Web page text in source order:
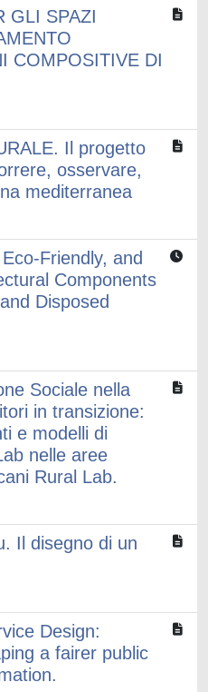
GLI SPAZI
COMPOSITIVE DI
Il progetto
osservare,
mediterranea
Friendly, and
Components
Disposed
Sociale nella
in transizione:
e modelli di
nelle aree
Rural Lab.
Il disegno di un
Design:
a fairer public